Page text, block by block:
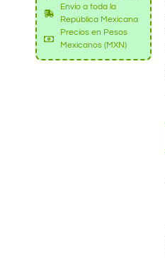
Envío a toda la
República Mexicana
Precios en Pesos
Mexicanos (MXN)